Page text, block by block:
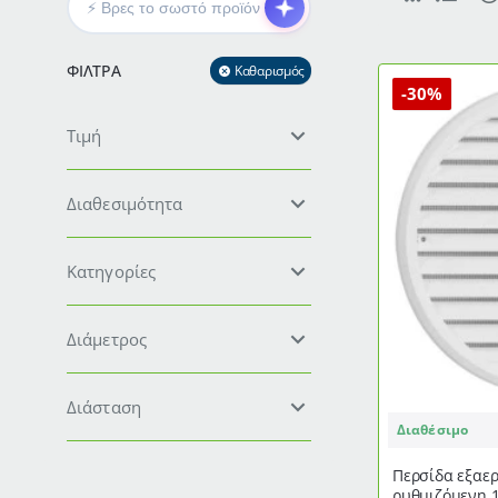
ΦΊΛΤΡΑ Καθαρισμός
Τιμή
Διαθεσιμότητα
Κατηγορίες
Διάμετρος
Διάσταση
-30%
Διαθέσιμο
Περσίδα